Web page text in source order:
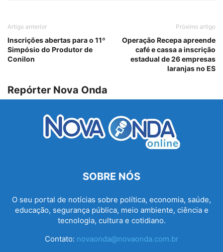
Artigo anterior
Inscrições abertas para o 11º
Simpósio do Produtor de
Conilon
Próximo artigo
Operação Recepa apreende
café e cassa a inscrição
estadual de 26 empresas
laranjas no ES
Repórter Nova Onda
SOBRE NÓS
O seu portal de notícias sobre política, economia, saúde,
educação, segurança pública, meio ambiente, ciência e
tecnologia, cultura e cotidiano.
Contato: novaonda@novaonda.com.br